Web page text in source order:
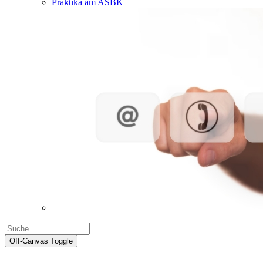
Praktika am ASBK
Off-Canvas Toggle